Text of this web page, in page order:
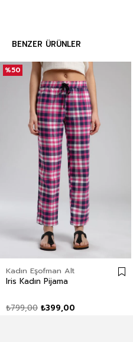
BENZER ÜRÜNLER
Kadın Eşofman Alt
Iris Kadın Pijama
₺399,00
₺799,00
%50